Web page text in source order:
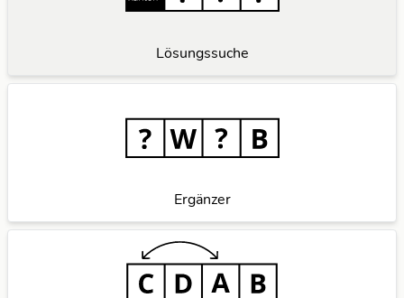
Lösungssuche
Ergänzer